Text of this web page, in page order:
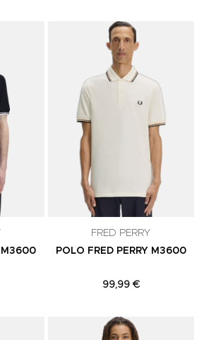
Adicionar aos Favoritos
M3600
FRED PERRY
POLO FRED PERRY M3600
99,99 €
Adicionar aos Favoritos